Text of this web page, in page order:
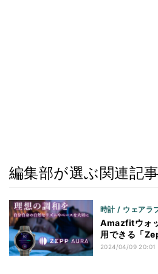
編集部が選ぶ関連記事
時計 / ウェアラ
Amazfitウォ
用できる「
2024/04/09 20:01